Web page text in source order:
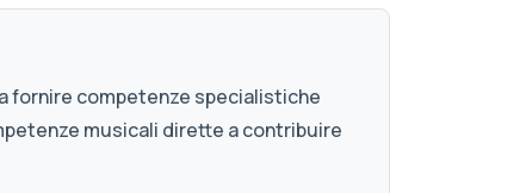
fornire competenze specialistiche
musicali dirette a contribuire